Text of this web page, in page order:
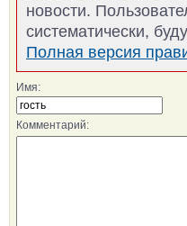
новости.
систематически,
Полная версия
Имя:
Комментарий: